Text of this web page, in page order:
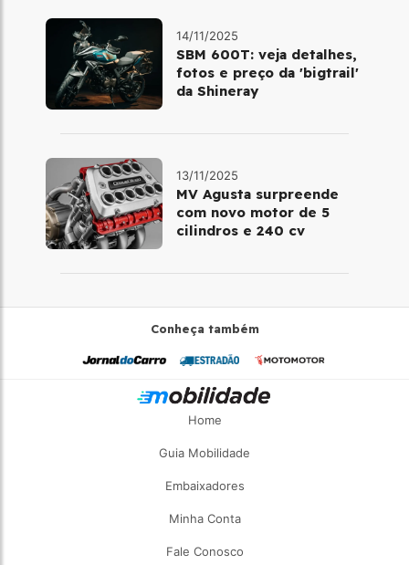
14/11/2025
SBM 600T: veja detalhes,
fotos e preço da 'bigtrail'
da Shineray
13/11/2025
MV Agusta surpreende
com novo motor de 5
cilindros e 240 cv
Conheça também
Home
Guia Mobilidade
Embaixadores
Minha Conta
Fale Conosco